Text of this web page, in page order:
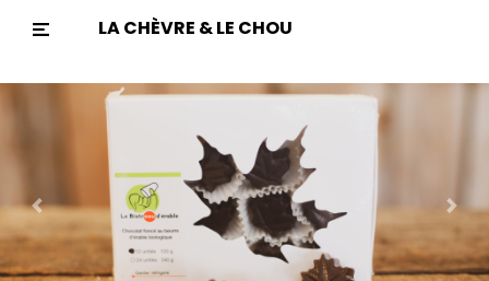
LA CHÈVRE & LE CHOU
Previous Next